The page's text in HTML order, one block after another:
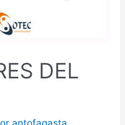
DEL
antofagasta,